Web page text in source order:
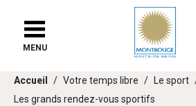
chat
MENU
Vous
êtes
Accueil Votre temps libre
Le sport
Les grands rendez-vous sportifs